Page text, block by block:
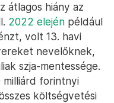
átlagos hiány az
2022 elején például
volt 13. havi
nevelőknek,
szja-mentessége.
milliárd forintnyi
költségvetési